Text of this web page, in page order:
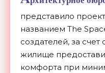
представило
названием The
создателей, за
жилище
комфорта при